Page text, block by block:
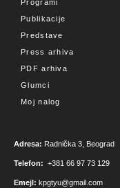
Programi
Publikacije
Predstave
Press arhiva
PDF arhiva
Glumci
Moj nalog
Adresa: Radnička 3, Beograd
Telefon: +381 66 97 73 129
Emejl: kpgtyu@gmail.com